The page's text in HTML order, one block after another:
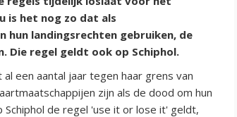
is het nog zo dat als
hun landingsrechten gebruiken, de
Die regel geldt ook op Schiphol.
een aantal jaar tegen haar grens van
zijn als de dood om hun
de regel 'use it or lose it' geldt,